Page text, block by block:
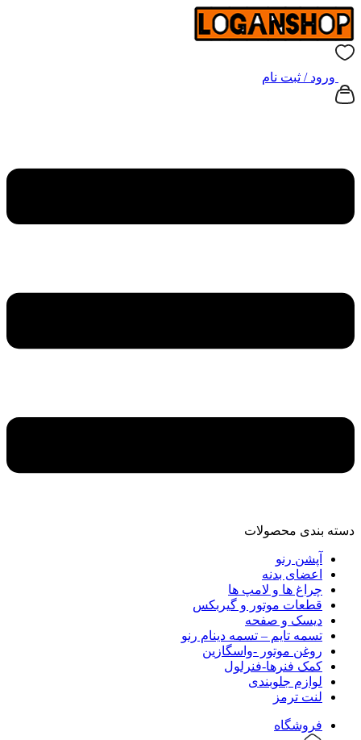
ورود / ثبت نام
دسته‌ بندی محصولات
آپشن رنو
اعضای بدنه
چراغ ها و لامپ ها
قطعات موتور و گیربکس
دیسک و صفحه
تسمه تایم – تسمه دینام رنو
روغن موتور -واسگازین
کمک فنرها-فنرلول
لوازم جلوبندی
لنت ترمز
فروشگاه